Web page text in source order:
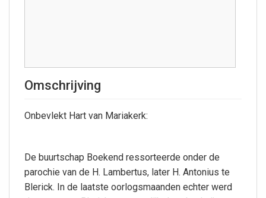
Omschrijving
Onbevlekt Hart van Mariakerk:
De buurtschap Boekend ressorteerde onder de
parochie van de H. Lambertus, later H. Antonius te
Blerick. In de laatste oorlogsmaanden echter werd